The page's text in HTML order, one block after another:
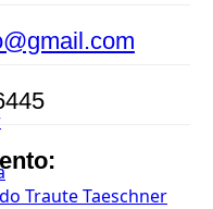
Traute Taeschner